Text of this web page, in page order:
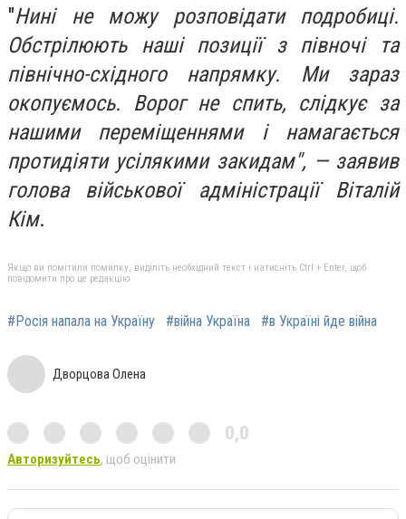
"Нині не можу розповідати подробиці.
Обстрілюють наші позиції з півночі та
північно-східного напрямку. Ми зараз
окопуємось. Ворог не спить, слідкує за
нашими переміщеннями і намагається
протидіяти усілякими закидам", — заявив
голова військової адміністрації Віталій
Кім.
Якщо ви помітили помилку, виділіть необхідний текст і натисніть Ctrl + Enter, щоб
повідомити про це редакцію
#Росія напала на Україну #війна Україна #в Україні йде війна
Дворцова Олена
0,0
Авторизуйтесь, щоб оцінити